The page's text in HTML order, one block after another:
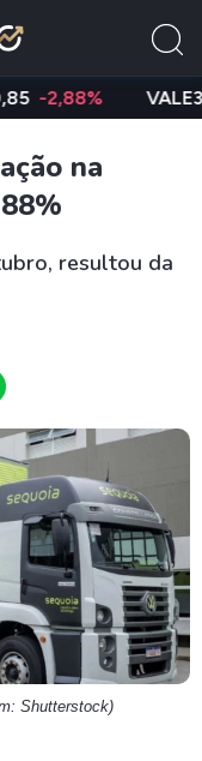
VALE3 R$
na
resultou da
Shutterstock)